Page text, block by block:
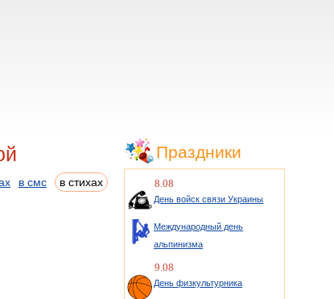
в смс в стихах
Праздники
8.08
День войск связи Украины
Международный день
альпинизма
9.08
День физкультурника